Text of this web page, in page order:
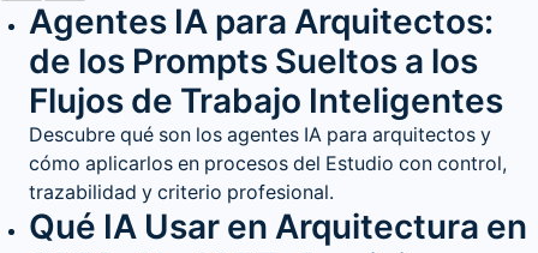
Agentes IA para Arquitectos:
de los Prompts Sueltos a los
Flujos de Trabajo Inteligentes
Descubre qué son los agentes IA para arquitectos y
cómo aplicarlos en procesos del Estudio con control,
trazabilidad y criterio profesional.
Qué IA Usar en Arquitectura en